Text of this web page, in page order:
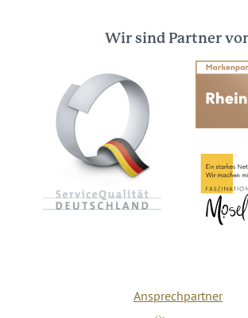
Wir sind Partner
Ansprechpartner